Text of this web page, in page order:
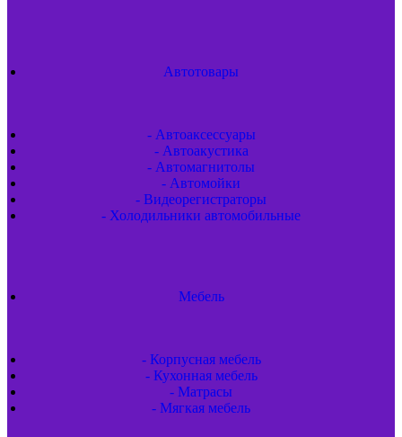
Автотовары
- Автоаксессуары
- Автоакустика
- Автомагнитолы
- Автомойки
- Видеорегистраторы
- Холодильники автомобильные
Мебель
- Корпусная мебель
- Кухонная мебель
- Матрасы
- Мягкая мебель